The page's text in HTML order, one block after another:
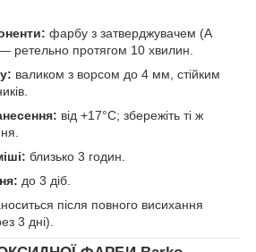
фарбу з затверджувачем (А
протягом 10 хвилин.
валиком з ворсом до 4 мм, стійким
від +17°C; збережіть ті ж
близько 3 годин.
до 3 діб.
після повного висихання
3 дні).